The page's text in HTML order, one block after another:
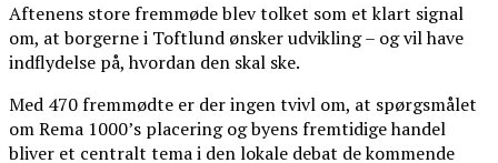
Aftenens store fremmøde blev tolket som et klart signal
om, at borgerne i Toftlund ønsker udvikling – og vil have
indflydelse på, hvordan den skal ske.
Med 470 fremmødte er der ingen tvivl om, at spørgsmålet
om Rema 1000’s placering og byens fremtidige handel
bliver et centralt tema i den lokale debat de kommende